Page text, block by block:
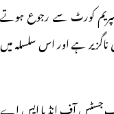
کورٹ سے رجوع ہوتے
ناگزیر ہے اور اس سلسلہ میں
جسٹس آف انڈیا ایس اے